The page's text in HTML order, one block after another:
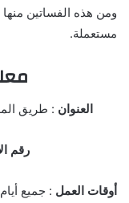
ومن هذه الفساتين
مستعملة.
العنوان : طريق الملك عبدالله
رقم
أوقات العمل